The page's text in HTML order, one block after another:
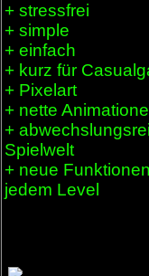
+ stressfrei
+ simple
+ einfach
+ kurz für
+ Pixelart
+ nette
+
Spielwelt
+ neue
jedem Level